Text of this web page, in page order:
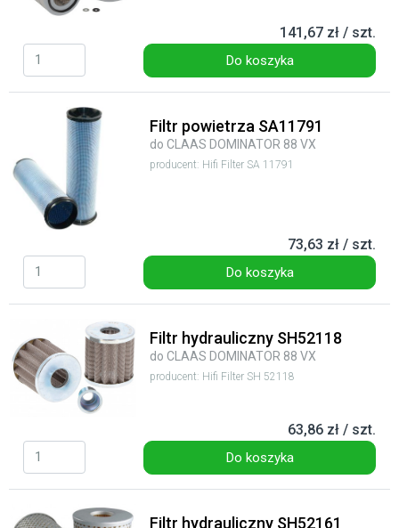
141,67 zł / szt.
Do koszyka
Filtr powietrza SA11791
do CLAAS DOMINATOR 88 VX
producent: Hifi Filter SA 11791
73,63 zł / szt.
Do koszyka
Filtr hydrauliczny SH52118
do CLAAS DOMINATOR 88 VX
producent: Hifi Filter SH 52118
63,86 zł / szt.
Do koszyka
Filtr hydrauliczny SH52161